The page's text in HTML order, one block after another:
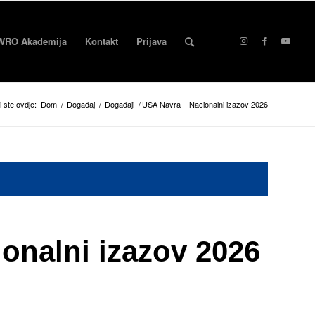
Akademija Kontakt Prijava
ste ovdje: Dom / Događaj / Događaji /USA Navra – Nacionalni izazov 2026
izazov 2026